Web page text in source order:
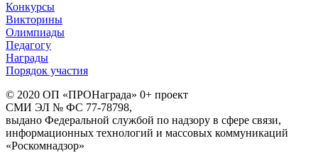
Конкурсы
Викторины
Олимпиады
Педагогу
Награды
Порядок участия
© 2020 ОП «ПРОНаграда» 0+ проект
СМИ ЭЛ № ФС 77-78798,
выдано Федеральной службой по надзору в сфере связи,
информационных технологий и массовых коммуникаций
«Роскомнадзор»